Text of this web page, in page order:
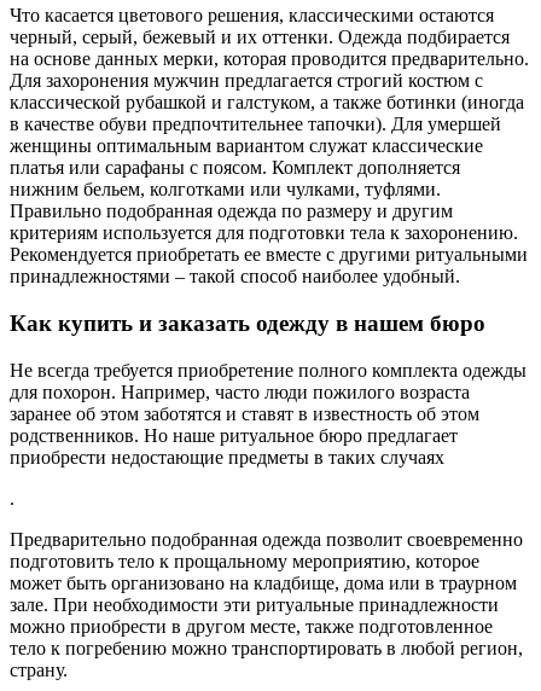
Что касается цветового решения, классическими остаются
черный, серый, бежевый и их оттенки. Одежда подбирается
на основе данных мерки, которая проводится предварительно.
Для захоронения мужчин предлагается строгий костюм с
классической рубашкой и галстуком, а также ботинки (иногда
в качестве обуви предпочтительнее тапочки). Для умершей
женщины оптимальным вариантом служат классические
платья или сарафаны с поясом. Комплект дополняется
нижним бельем, колготками или чулками, туфлями.
Правильно подобранная одежда по размеру и другим
критериям используется для подготовки тела к захоронению.
Рекомендуется приобретать ее вместе с другими ритуальными
принадлежностями – такой способ наиболее удобный.
Как купить и заказать одежду в нашем бюро
Не всегда требуется приобретение полного комплекта одежды
для похорон. Например, часто люди пожилого возраста
заранее об этом заботятся и ставят в известность об этом
родственников. Но наше ритуальное бюро предлагает
приобрести недостающие предметы в таких случаях
.
Предварительно подобранная одежда позволит своевременно
подготовить тело к прощальному мероприятию, которое
может быть организовано на кладбище, дома или в траурном
зале. При необходимости эти ритуальные принадлежности
можно приобрести в другом месте, также подготовленное
тело к погребению можно транспортировать в любой регион,
страну.